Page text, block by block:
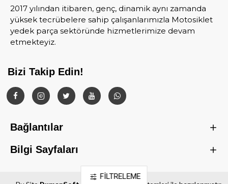
2017 yılından itibaren, genç, dinamik aynı zamanda
yüksek tecrübelere sahip çalışanlarımızla Motosiklet
yedek parça sektöründe hizmetlerimize devam
etmekteyiz.
Bizi Takip Edin!
Bağlantılar
Bilgi Sayfaları
FILTRELEME